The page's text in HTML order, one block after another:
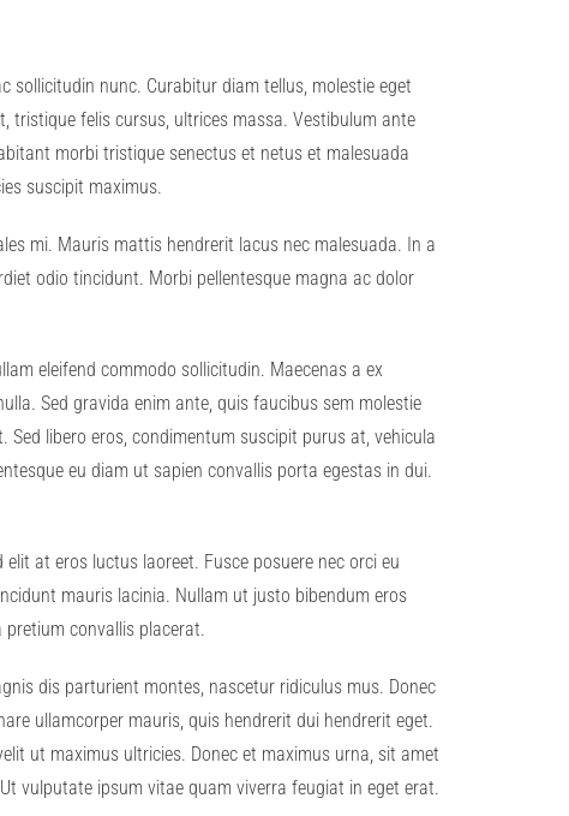
nunc. Curabitur diam tellus, molestie eget
tristique felis cursus, ultrices massa. Vestibulum ante
morbi tristique senectus et netus et malesuada
suscipit maximus.
mi. Mauris mattis hendrerit lacus nec malesuada. In a
odio tincidunt. Morbi pellentesque magna ac dolor
eleifend commodo sollicitudin. Maecenas a ex
Sed gravida enim ante, quis faucibus sem molestie
libero eros, condimentum suscipit purus at, vehicula
eu diam ut sapien convallis porta egestas in dui.
at eros luctus laoreet. Fusce posuere nec orci eu
mauris lacinia. Nullam ut justo bibendum eros
convallis placerat.
dis parturient montes, nascetur ridiculus mus. Donec
ullamcorper mauris, quis hendrerit dui hendrerit eget.
ut maximus ultricies. Donec et maximus urna, sit amet
vulputate ipsum vitae quam viverra feugiat in eget erat.